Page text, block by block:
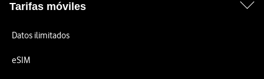
Tarifas móviles
Datos ilimitados
eSIM